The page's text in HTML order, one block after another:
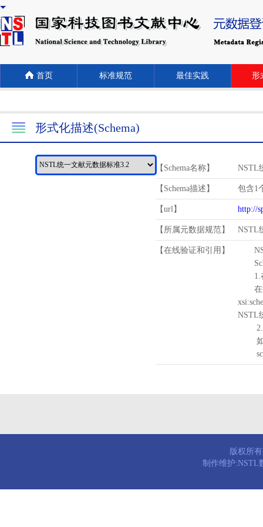
首页 标准规范 最佳实践 形
形式化描述(Schema)
【Schema名称】 NSTL
【Schema描述】 包含1
【url】 http://
【所属元数据规范】 NSTL
【在线验证和引用】
1.
在待
NSTL
2.
如需
版权所
制作维护:NSTL